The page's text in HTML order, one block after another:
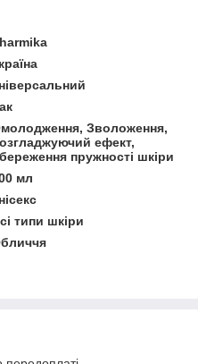
Зволоження,
ефект,
пружності шкіри
мл
типи шкіри